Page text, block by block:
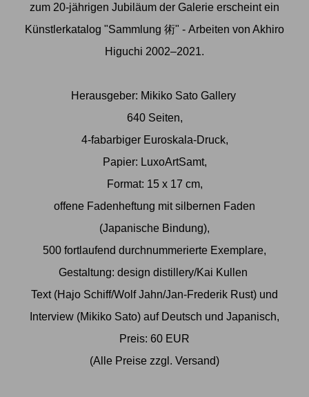
zum 20-jährigen Jubiläum der Galerie erscheint ein
Künstlerkatalog "Sammlung 術" - Arbeiten von Akhiro
Higuchi 2002–2021.
Herausgeber: Mikiko Sato Gallery
640 Seiten,
4-fabarbiger Euroskala-Druck,
Papier: LuxoArtSamt,
Format: 15 x 17 cm,
offene Fadenheftung mit silbernen Faden
(Japanische Bindung),
500 fortlaufend durchnummerierte Exemplare,
Gestaltung: design distillery/Kai Kullen
Text (Hajo Schiff/Wolf Jahn/Jan-Frederik Rust) und
Interview (Mikiko Sato) auf Deutsch und Japanisch,
Preis: 60 EUR
(Alle Preise zzgl. Versand)